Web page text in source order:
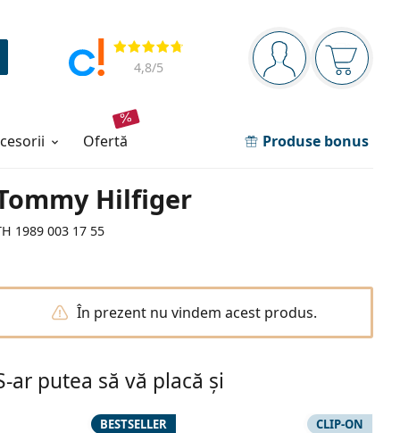
Panou de navigare
Sunteți logat
Coșul
Opinii
4,8/5
ofertă Produse bonus
Hilfiger
1989 003 17 55
În prezent nu vindem acest produs.
ar putea să vă placă și
BESTSELLER CLIP-ON